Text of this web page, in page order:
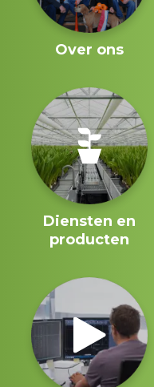
Over ons
Diensten en
producten